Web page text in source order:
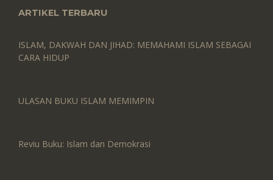
ARTIKEL TERBARU
ISLAM, DAKWAH DAN JIHAD: MEMAHAMI ISLAM SEBAGAI
CARA HIDUP
ULASAN BUKU ISLAM MEMIMPIN
Reviu Buku: Islam dan Demokrasi